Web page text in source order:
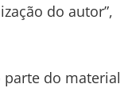
do autor”,
do material